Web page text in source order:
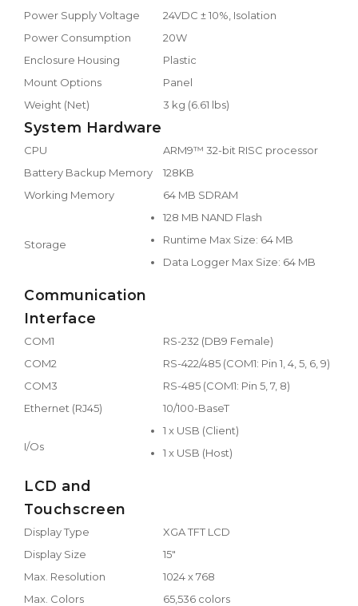
Power Supply Voltage
24VDC ± 10%, Isolation
Power Consumption
20W
Enclosure Housing
Plastic
Mount Options
Panel
Weight (Net)
3 kg (6.61 lbs)
System Hardware
CPU
ARM9™ 32-bit RISC processor
Battery Backup Memory
128KB
Working Memory
64 MB SDRAM
Storage
128 MB NAND Flash
Runtime Max Size: 64 MB
Data Logger Max Size: 64 MB
Communication
Interface
COM1
RS-232 (DB9 Female)
COM2
RS-422/485 (COM1: Pin 1, 4, 5, 6, 9)
COM3
RS-485 (COM1: Pin 5, 7, 8)
Ethernet (RJ45)
10/100-BaseT
I/Os
1 x USB (Client)
1 x USB (Host)
LCD and
Touchscreen
Display Type
XGA TFT LCD
Display Size
15"
Max. Resolution
1024 x 768
Max. Colors
65,536 colors